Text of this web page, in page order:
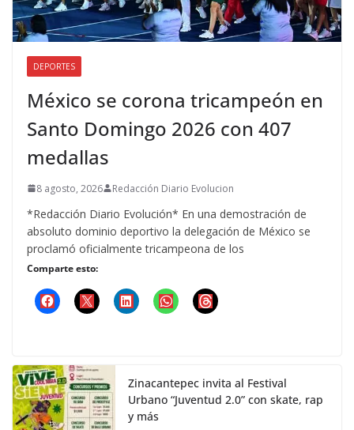
DEPORTES
México se corona tricampeón en
Santo Domingo 2026 con 407
medallas
8 agosto, 2026 Redacción Diario Evolucion
*Redacción Diario Evolución* En una demostración de
absoluto dominio deportivo la delegación de México se
proclamó oficialmente tricampeona de los
Comparte esto:
Zinacantepec invita al Festival
Urbano “Juventud 2.0” con skate, rap
y más